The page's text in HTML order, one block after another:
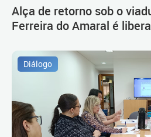
Alça de retorno sob o
Ferreira do Amaral é
Diálogo